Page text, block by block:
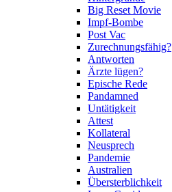
Big Reset Movie
Impf-Bombe
Post Vac
Zurechnungsfähig?
Antworten
Ärzte lügen?
Epische Rede
Pandamned
Untätigkeit
Attest
Kollateral
Neusprech
Pandemie
Australien
Übersterblichkeit